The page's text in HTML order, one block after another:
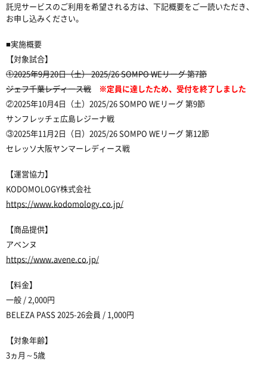
託児サービスのご利用を希望される方は、下記概要をご一読いただき、
お申し込みください。
■実施概要
【対象試合】
①2025年9月20日（土）2025/26 SOMPO WEリーグ 第7節
ジェフ千葉レディース戦
※定員に達したため、受付を終了しました
②2025年10月4日（土） 2025/26 SOMPO WEリーグ 第9節
サンフレッチェ広島レジーナ戦
③2025年11月2日（日） 2025/26 SOMPO WEリーグ 第12節
セレッソ大阪ヤンマーレディース戦
【運営協力】
KODOMOLOGY株式会社
https://www.kodomology.co.jp/
【商品提供】
アベンヌ
https://www.avene.co.jp/
【料金】
一般 / 2,000円
BELEZA PASS 2025-26会員 / 1,000円
【対象年齢】
3ヵ月～5歳